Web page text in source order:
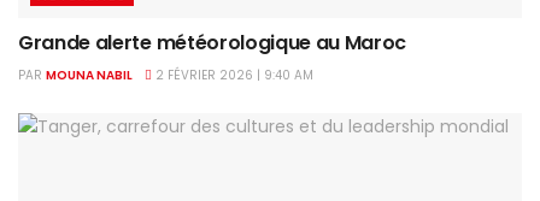
Grande alerte météorologique au Maroc
PAR MOUNA NABIL 2 FÉVRIER 2026 | 9:40 AM